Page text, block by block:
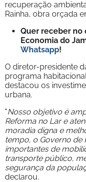
recuperação
Rainha, obra orçada
Quer receber no
Economia do
Whatsapp!
O diretor-presidente
programa
destacou os
urbana.
"Nosso objetivo é
Reforma no Lar e
moradia digna e
tempo, o Governo de
importantes de
transporte público,
segurança da
declarou.